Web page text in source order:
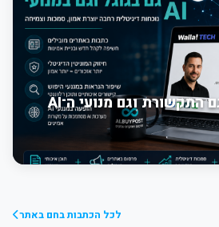
איך בונים מותג שגם התקשורת וגם מנועי ה־AI
לכל הכתבות בחם באתר